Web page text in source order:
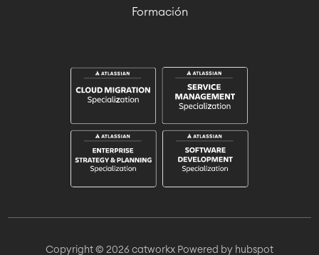
Formación
Copyright © 2026 catworkx Powered by hubspot